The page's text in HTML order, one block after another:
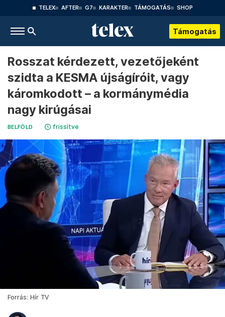
TELEX AFTER G7 KARAKTER TÁMOGATÁS SHOP
Támogatás
Rosszat kérdezett, vezetőjeként
szidta a KESMA újságíróit, vagy
káromkodott – a kormánymédia
nagy kirúgásai
BELFÖLD frissítve
Forrás: Hír TV